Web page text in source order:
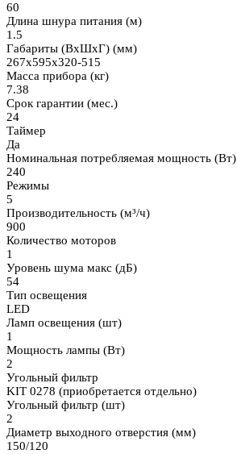
60
Длина шнура питания (м)
1.5
Габариты (ВхШхГ) (мм)
267x595x320-515
Масса прибора (кг)
7.38
Срок гарантии (мес.)
24
Таймер
Да
Номинальная потребляемая мощность (Вт)
240
Режимы
5
Производительность (м³/ч)
900
Количество моторов
1
Уровень шума макс (дБ)
54
Тип освещения
LED
Ламп освещения (шт)
1
Мощность лампы (Вт)
2
Угольный фильтр
KIT 0278 (приобретается отдельно)
Угольный фильтр (шт)
2
Диаметр выходного отверстия (мм)
150/120